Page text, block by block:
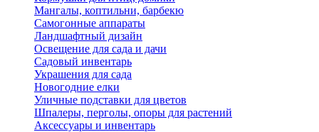
Мангалы, коптильни, барбекю
Самогонные аппараты
Ландшафтный дизайн
Освещение для сада и дачи
Садовый инвентарь
Украшения для сада
Новогодние елки
Уличные подставки для цветов
Шпалеры, перголы, опоры для растений
Аксессуары и инвентарь